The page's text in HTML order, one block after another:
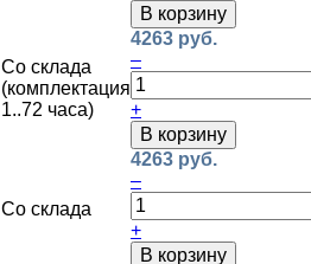
В корзину
Со склада
(комплектация
1..72 часа)
4263 руб.
–
+
В корзину
Со склада
4263 руб.
–
+
В корзину